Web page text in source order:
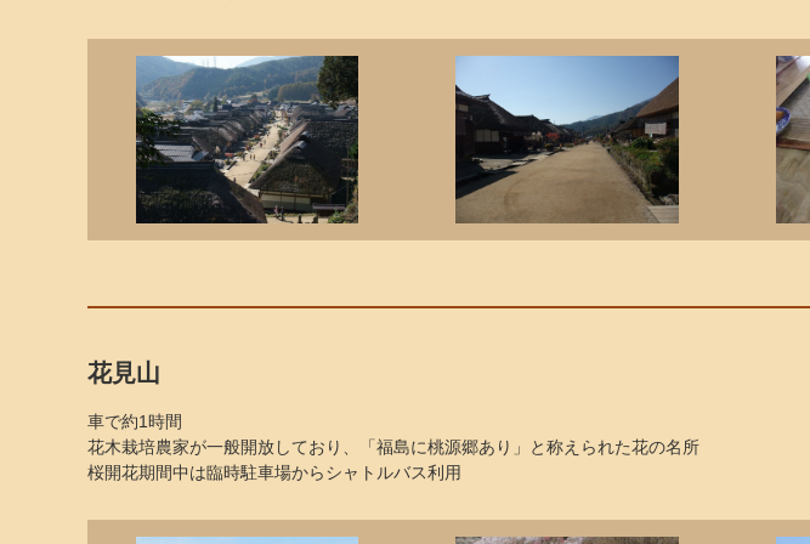
花見山
車で約1時間
花木栽培農家が一般開放しており、「福島に桃源郷あり」と称えられた花の名所
桜開花期間中は臨時駐車場からシャトルバス利用